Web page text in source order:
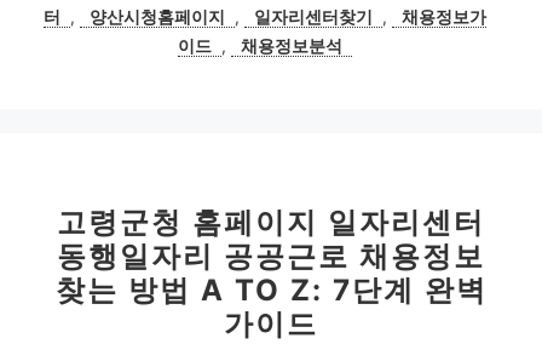
터
, 양산시청홈페이지 , 일자리센터찾기 ,
채용정보가
이드 , 채용정보분석
고령군청 홈페이지 일자리센터
동행일자리 공공근로 채용정보
찾는 방법 A TO Z: 7단계 완벽
가이드